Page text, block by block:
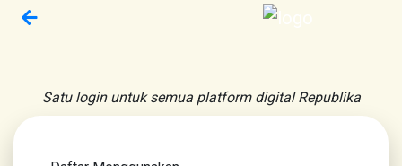
Satu login untuk semua platform digital Republika